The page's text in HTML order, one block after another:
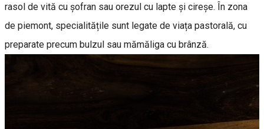
rasol de vită cu șofran sau orezul cu lapte și cireșe. În zona
de piemont, specialitățile sunt legate de viața pastorală, cu
preparate precum bulzul sau mămăliga cu brânză.